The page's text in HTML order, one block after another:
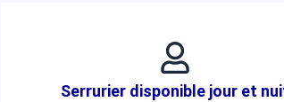
Serrurier disponible jour et